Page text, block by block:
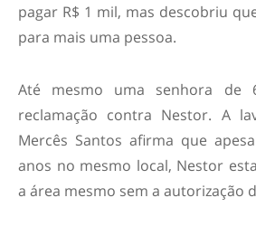
pagar R$ 1 mil, mas descobriu
para mais uma pessoa.
Até mesmo uma senhora de
reclamação contra Nestor. A
Mercês Santos afirma que
anos no mesmo local, Nestor
a área mesmo sem a autorização